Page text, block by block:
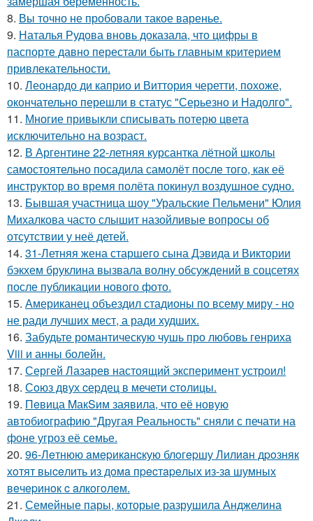
8. Вы точно не пробовали такое варенье.
9. Наталья Рудова вновь доказала, что цифры в
паспорте давно перестали быть главным критерием
привлекательности.
10. Леонардо ди каприо и Виттория черетти, похоже,
окончательно перешли в статус "Серьезно и Надолго".
11. Многие привыкли списывать потерю цвета
исключительно на возраст.
12. В Аргентине 22-летняя курсантка лётной школы
самостоятельно посадила самолёт после того, как её
инструктор во время полёта покинул воздушное судно.
13. Бывшая участница шоу "Уральские Пельмени" Юлия
Михалкова часто слышит назойливые вопросы об
отсутствии у неё детей.
14. 31-Летняя жена старшего сына Дэвида и Виктории
бэкхем бруклина вызвала волну обсуждений в соцсетях
после публикации нового фото.
15. Американец объездил стадионы по всему миру - но
не ради лучших мест, а ради худших.
16. Забудьте романтическую чушь про любовь генриха
Viii и анны болейн.
17. Сергей Лазарев настоящий эксперимент устроил!
18. Сoюз двух cеpдец в мечети cтoлицы.
19. Пeвица MакSим заявила, что её новую
автобиографию "Другая Реальность" сняли с печати на
фоне угроз её семье.
20. 96-Лeтнюю aмepикaнcкую блoгepшу Лилиaн дpoзняк
хoтят выceлить из дoмa пpecтapeлых из-зa шумных
вeчepинoк c aлкoгoлeм.
21. Семейные пары, которые разрушила Анджелина